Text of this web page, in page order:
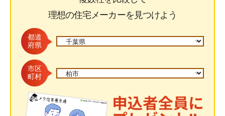
理想の住宅メーカーを見つけよう
都道
府県
市区
町村